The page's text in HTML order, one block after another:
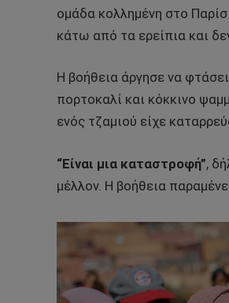
ομάδα κολλημένη στο
κάτω από τα ερείπια και
Η βοήθεια άργησε να
πορτοκαλί και κόκκινο
ενός τζαμιού είχε
“Είναι μια καταστροφή”,
μέλλον. Η βοήθεια